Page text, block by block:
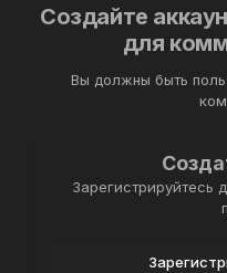
Создайте
для
Вы должны быть
Зарегистрируйтесь